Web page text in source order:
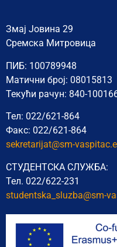
Змај Јовина 29
Сремска Митровица
ПИБ: 100789948
Матични број: 08015813
Текући рачун: 840-
Тел: 022/621-864
Факс: 022/621-864
sekretarijat@sm-
СТУДЕНТСКА СЛУЖБА:
Тел. 022/622-231
studentska_sluzba@sm-